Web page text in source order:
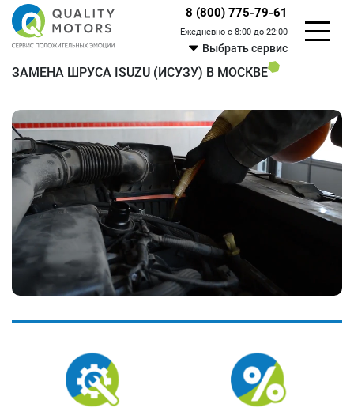
8 (800) 775-79-61
Ежедневно с 8:00 до 22:00
Выбрать сервис
ЗАМЕНА ШРУСА ISUZU (ИСУЗУ) В МОСКВЕ